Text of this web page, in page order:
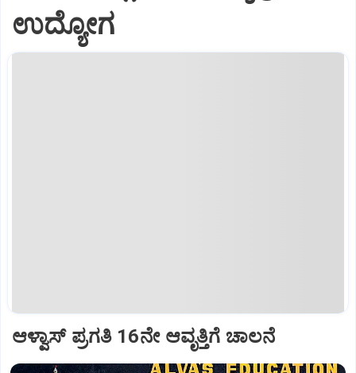
ಉದ್ಯೋಗ
ಆಳ್ವಾಸ್‌ ಪ್ರಗತಿ 16ನೇ ಆವೃತ್ತಿಗೆ ಚಾಲನೆ